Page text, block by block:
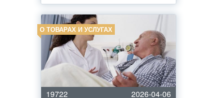
О ТОВАРАХ И УСЛУГАХ
19722
2026-04-06